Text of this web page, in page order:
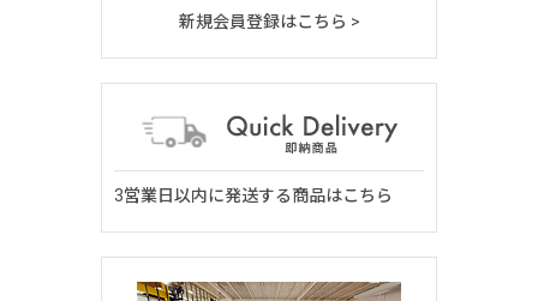
新規会員登録はこちら >
3営業日以内に発送する商品はこちら